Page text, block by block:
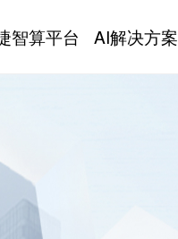
智算平台 AI解决方案